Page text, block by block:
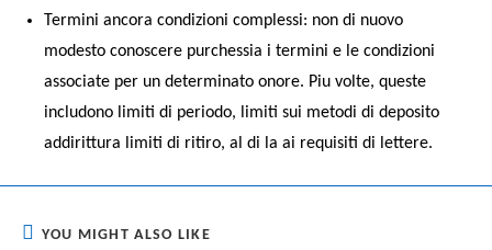
Termini ancora condizioni complessi: non di nuovo
modesto conoscere purchessia i termini e le condizioni
associate per un determinato onore. Piu volte, queste
includono limiti di periodo, limiti sui metodi di deposito
addirittura limiti di ritiro, al di la ai requisiti di lettere.
YOU MIGHT ALSO LIKE